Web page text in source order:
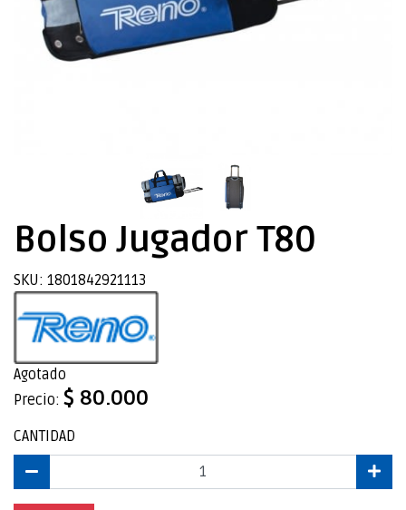
Bolso Jugador T80
SKU: 1801842921113
Agotado
Precio: $ 80.000
CANTIDAD